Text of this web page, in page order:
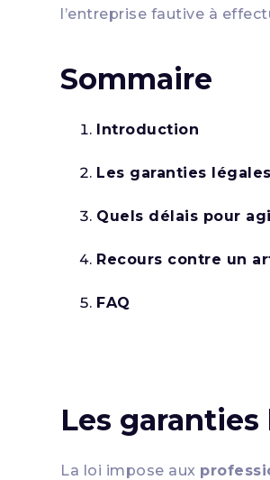
l’entreprise fautive à
Sommaire
Introduction
Les garanties
Quels délais pour
Recours contre un
FAQ
Les
La loi impose aux